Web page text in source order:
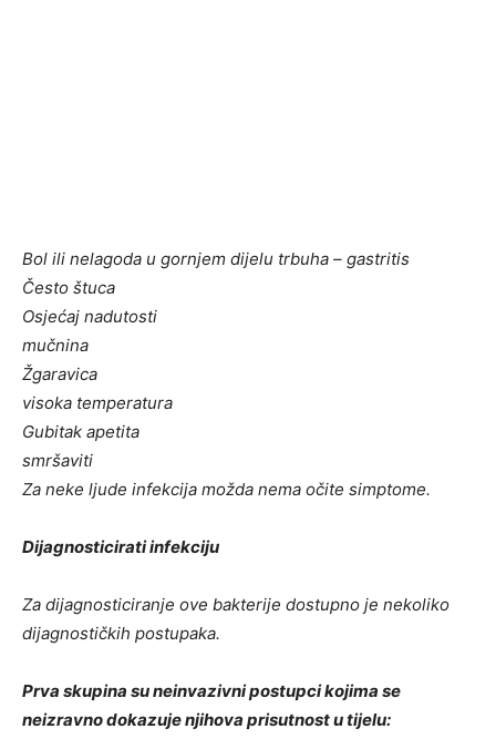
Bol ili nelagoda u gornjem dijelu trbuha – gastritis
Često štuca
Osjećaj nadutosti
mučnina
Žgaravica
visoka temperatura
Gubitak apetita
smršaviti
Za neke ljude infekcija možda nema očite simptome.
Dijagnosticirati infekciju
Za dijagnosticiranje ove bakterije dostupno je nekoliko
dijagnostičkih postupaka.
Prva skupina su neinvazivni postupci kojima se
neizravno dokazuje njihova prisutnost u tijelu: